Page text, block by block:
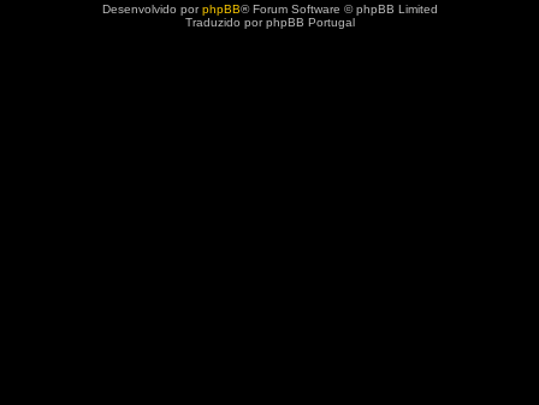
Desenvolvido porphpBB® Forum Software © phpBB Limited
Traduzido por phpBB Portugal